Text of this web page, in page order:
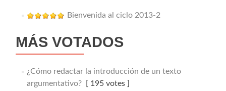
Bienvenida al ciclo 2013-2
MÁS VOTADOS
¿Cómo redactar la introducción de un texto
argumentativo?[ 195 votes ]